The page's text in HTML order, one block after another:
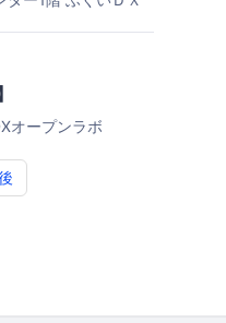
オープンラボ